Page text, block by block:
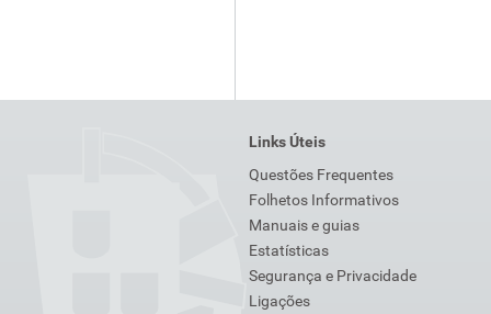
Links Úteis
Questões Frequentes
Folhetos Informativos
Manuais e guias
Estatísticas
Segurança e Privacidade
Ligações